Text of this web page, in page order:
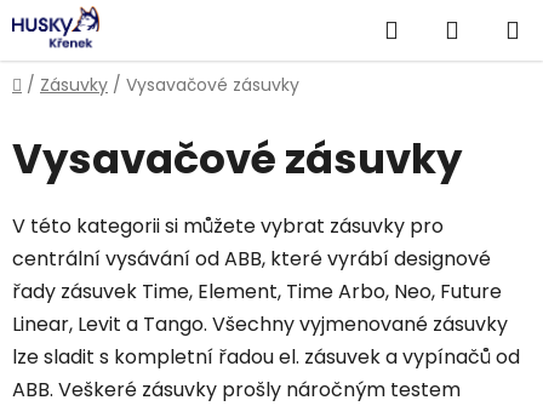
Přejít
na
obsah
Hledat
KOŠÍK
Domů
/ Zásuvky / Vysavačové zásuvky
Vysavačové zásuvky
V této kategorii si můžete vybrat zásuvky pro
centrální vysávání od ABB, které vyrábí designové
řady zásuvek Time, Element, Time Arbo, Neo, Future
Linear, Levit a Tango. Všechny vyjmenované zásuvky
lze sladit s kompletní řadou el. zásuvek a vypínačů od
ABB. Veškeré zásuvky prošly náročným testem